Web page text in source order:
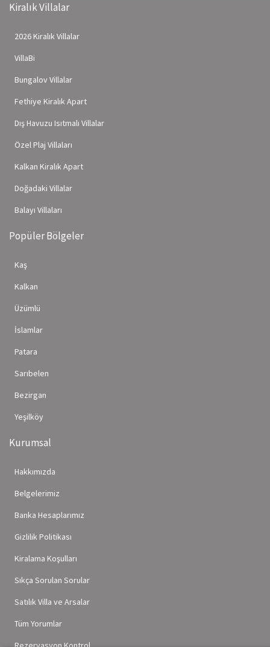
Kiralık Villalar
2026 Kiralık Villalar
VillaBi
Bungalov Villalar
Fethiye Kiralık Apart
Dış Havuzu Isıtmalı Villalar
Özel Plaj Villaları
Kalkan Kiralık Apart
Doğadaki Villalar
Balayı Villaları
Popüler Bölgeler
Kaş
Kalkan
Üzümlü
İslamlar
Patara
Sarıbelen
Bezirgan
Yeşilköy
Kurumsal
Hakkımızda
Belgelerimiz
Banka Hesaplarımız
Gizlilik Politikası
Kiralama Koşulları
Sıkça Sorulan Sorular
Satılık Villa ve Arsalar
Tüm Yorumlar